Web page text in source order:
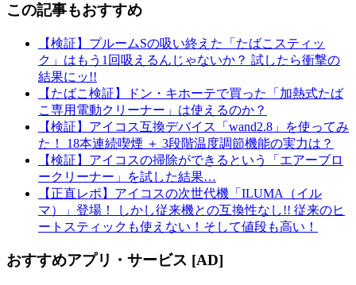
この記事もおすすめ
【検証】プルームSの吸い終えた「たばこスティッ
ク」はもう1回吸えるんじゃないか？ 試したら衝撃の
結果にッ!!
【たばこ検証】ドン・キホーテで買った「加熱式たば
こ専用電動クリーナー」は使えるのか？
【検証】アイコス互換デバイス「wand2.8」を使ってみ
た！ 18本連続喫煙 ＋ 3段階温度調節機能の実力は？
【検証】アイコスの掃除ができるという「エアーブロ
ークリーナー」を試した結果…
【正直レポ】アイコスの次世代機「ILUMA（イル
マ）」登場！ しかし従来機との互換性なし!! 従来のヒ
ートスティックも使えない！そして値段も高い！
おすすめアプリ・サービス [AD]